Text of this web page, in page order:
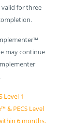
for three
may continue
Level 1
& PECS Level
6 months.